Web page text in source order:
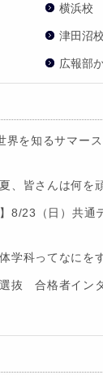
横浜校
津田沼校
広報部
界を知るサマー
、皆さんは何を
8/23（日）共通
学科ってなにを
抜 合格者イン